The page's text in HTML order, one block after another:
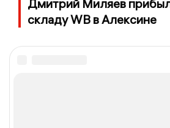
Дмитрий Миляев
складу WB в Алексине